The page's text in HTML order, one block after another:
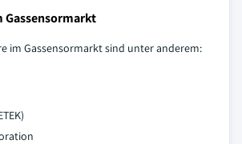
Gassensormarkt
im Gassensormarkt sind unter anderem: